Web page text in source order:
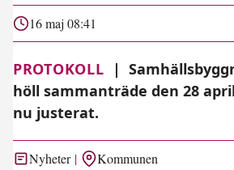
16 maj 08:41
PROTOKOLL |
höll sammanträde den 28
nu justerat.
Nyheter Kommunen